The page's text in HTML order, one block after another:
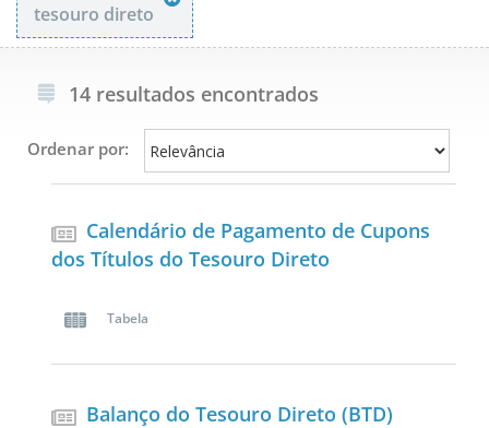
tesouro direto
14 resultados encontrados
Ordenar por:
Calendário de Pagamento de Cupons
dos Títulos do Tesouro Direto
Tabela
Balanço do Tesouro Direto (BTD)